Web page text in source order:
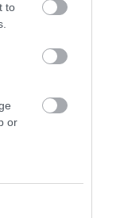
to
or
όμως